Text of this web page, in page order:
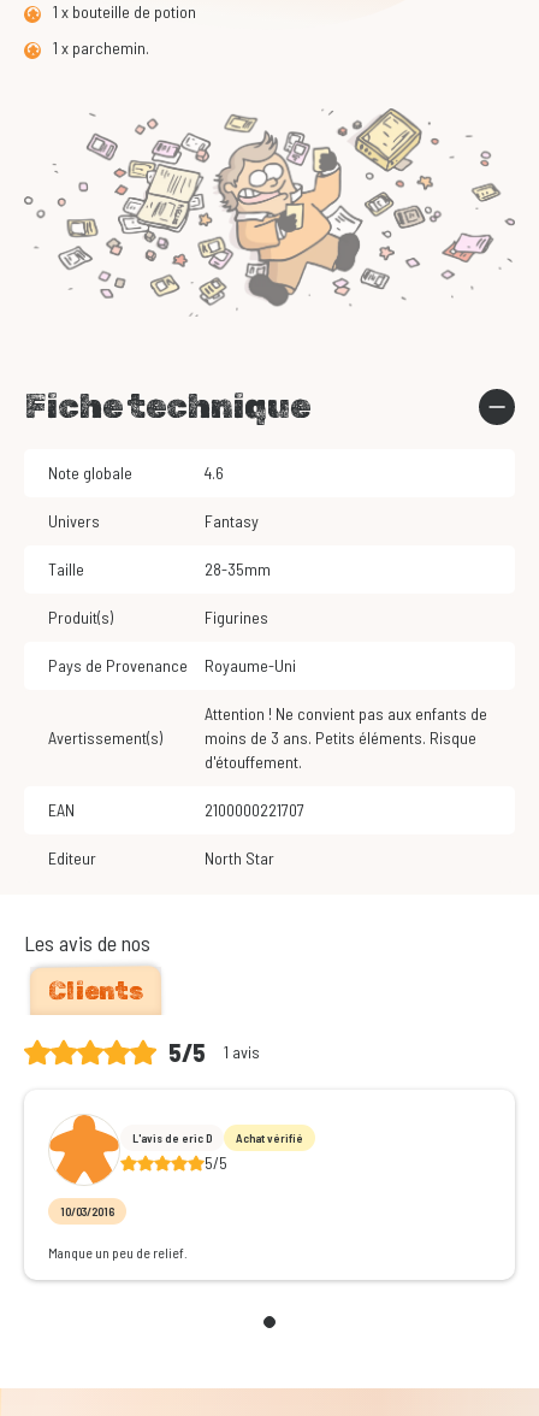
1 x bouteille de potion
1 x parchemin.
Fiche technique
Note globale 4.6
Univers Fantasy
Taille 28-35mm
Produit(s) Figurines
Pays de Provenance Royaume-Uni
Avertissement(s)
Attention ! Ne convient pas aux enfants de
moins de 3 ans. Petits éléments. Risque
d'étouffement.
EAN 2100000221707
Editeur North Star
Les avis de nos
Clients
5/5 1 avis
L'avis de eric D Achat vérifié
5/5
10/03/2016
Manque un peu de relief.